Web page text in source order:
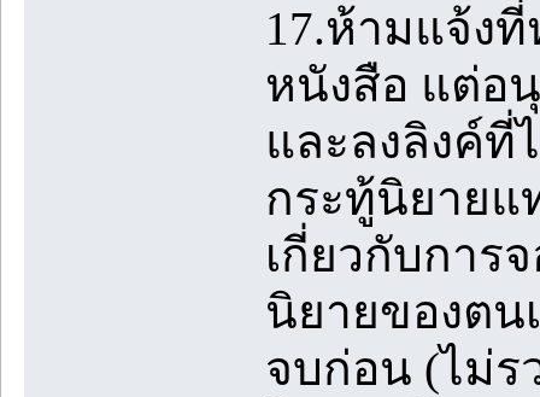
17.ห้ามแจ้ง
หนังสือ แต่อ
และลงลิงค์ที่
กระทู้นิยาย
เกี่ยวกับการ
นิยายของตน
จบก่อน (ไม่ร